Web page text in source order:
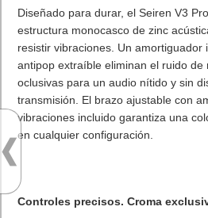
Diseñado para durar, el Seiren V3
estructura monocasco de zinc
resistir vibraciones. Un amortiguador
antipop extraíble eliminan el ruido de
oclusivas para un audio nítido y sin
transmisión. El brazo ajustable con
vibraciones incluido garantiza una
en cualquier configuración.
Controles precisos. Croma